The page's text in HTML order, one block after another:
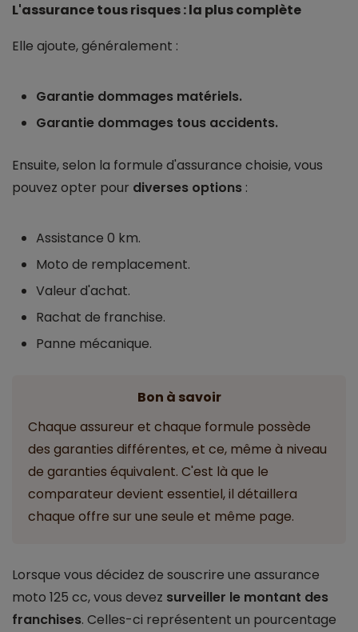
L'assurance tous risques : la plus complète
Elle ajoute, généralement :
Garantie dommages matériels.
Garantie dommages tous accidents.
Ensuite, selon la formule d'assurance choisie, vous
pouvez opter pour diverses options :
Assistance 0 km.
Moto de remplacement.
Valeur d'achat.
Rachat de franchise.
Panne mécanique.
Bon à savoir
Chaque assureur et chaque formule possède
des garanties différentes, et ce, même à niveau
de garanties équivalent. C'est là que le
comparateur devient essentiel, il détaillera
chaque offre sur une seule et même page.
Lorsque vous décidez de souscrire une assurance
moto 125 cc, vous devez surveiller le montant des
franchises. Celles-ci représentent un pourcentage